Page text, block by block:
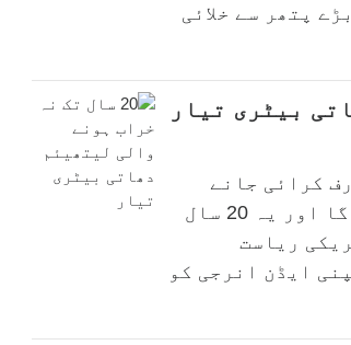
پتھر سے خلائی
کرائی جانے
والی ہیں جن کو تین منٹ کے اندر چارج کیا جاسکے گا اور یہ 20 سال
ریاست
ایڈن انرجی کو